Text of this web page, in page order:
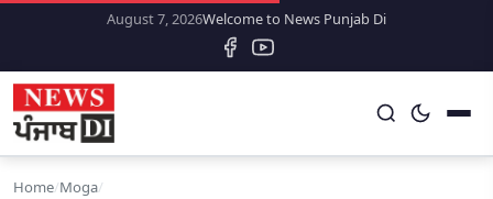
August 7, 2026Welcome to News Punjab Di
Home/Moga/